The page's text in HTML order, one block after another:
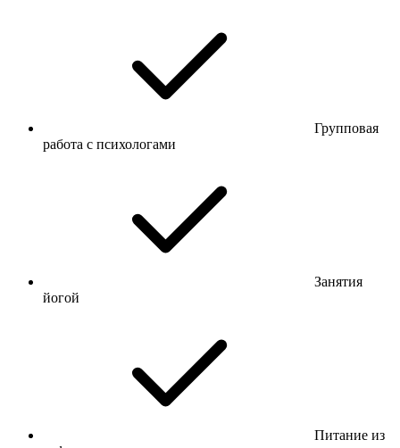
Групповая
работа с психологами
Занятия
йогой
Питание из